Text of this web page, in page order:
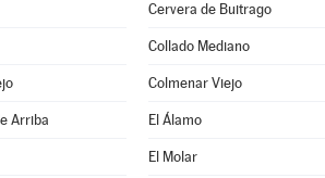
Cervera de Buitrago
Collado Mediano
Colmenar Viejo
Arriba El Álamo
El Molar